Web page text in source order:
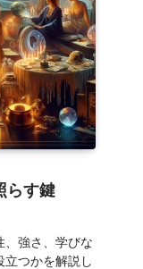
らす鍵
、強さ、学びな
立つかを解説し